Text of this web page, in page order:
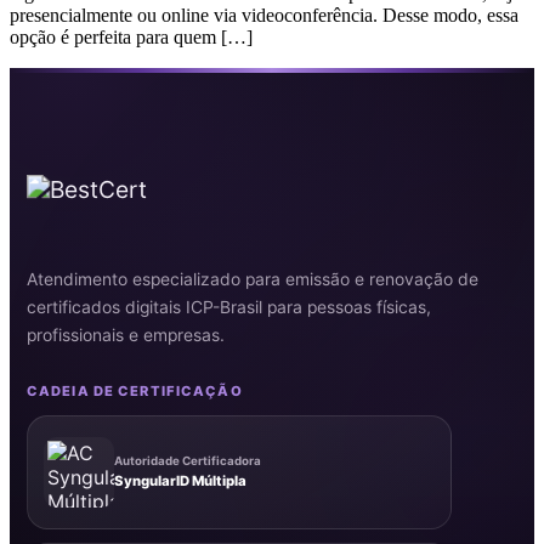
presencialmente ou online via videoconferência. Desse modo, essa
opção é perfeita para quem […]
Atendimento especializado para emissão e renovação de
certificados digitais ICP-Brasil para pessoas físicas,
profissionais e empresas.
CADEIA DE CERTIFICAÇÃO
Autoridade Certificadora
SyngularID Múltipla